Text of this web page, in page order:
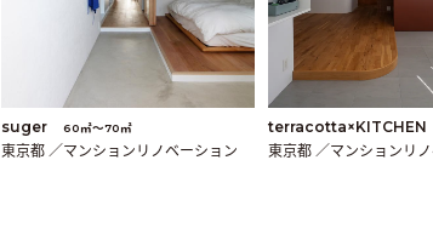
suger 60㎡〜70㎡
東京都 ／マンションリノベーション
terracotta×KITCHEN
東京都 ／マンションリ